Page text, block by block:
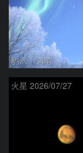
駒沢 満晴
火星 2026/07/27